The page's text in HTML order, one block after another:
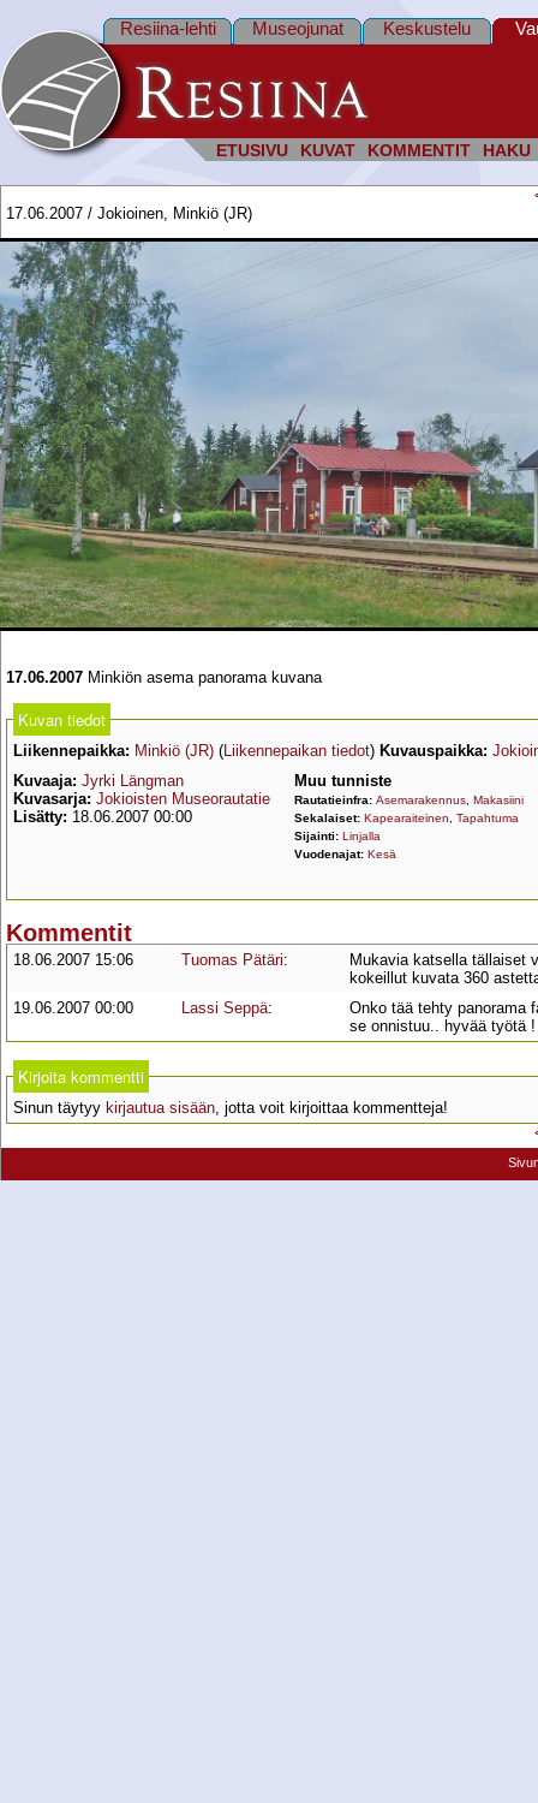
ETUSIVU KUVAT KOMMENTIT HAKU
Resiina-lehti Museojunat Keskustelu
17.06.2007 / Jokioinen, Minkiö (JR)
17.06.2007 Minkiön asema panorama kuvana
Kuvan tiedot
Liikennepaikka: Minkiö (JR) (Liikennepaikan tiedot) Kuvauspaikka:
Kuvaaja: Jyrki Längman
Kuvasarja: Jokioisten Museorautatie
Lisätty: 18.06.2007 00:00
Muu tunniste
Rautatieinfra: Asemarakennus, Makasiini
Sekalaiset: Kapearaiteinen, Tapahtuma
Sijainti: Linjalla
Vuodenajat: Kesä
Kommentit
18.06.2007 15:06 Tuomas Pätäri:
Mukavia katsella tällaiset
kokeillut kuvata 360
19.06.2007 00:00
Lassi Seppä:
Onko tää tehty panorama
se onnistuu.. hyvää työtä !
Kirjoita kommentti
Sinun täytyy kirjautua sisään, jotta voit kirjoittaa kommentteja!